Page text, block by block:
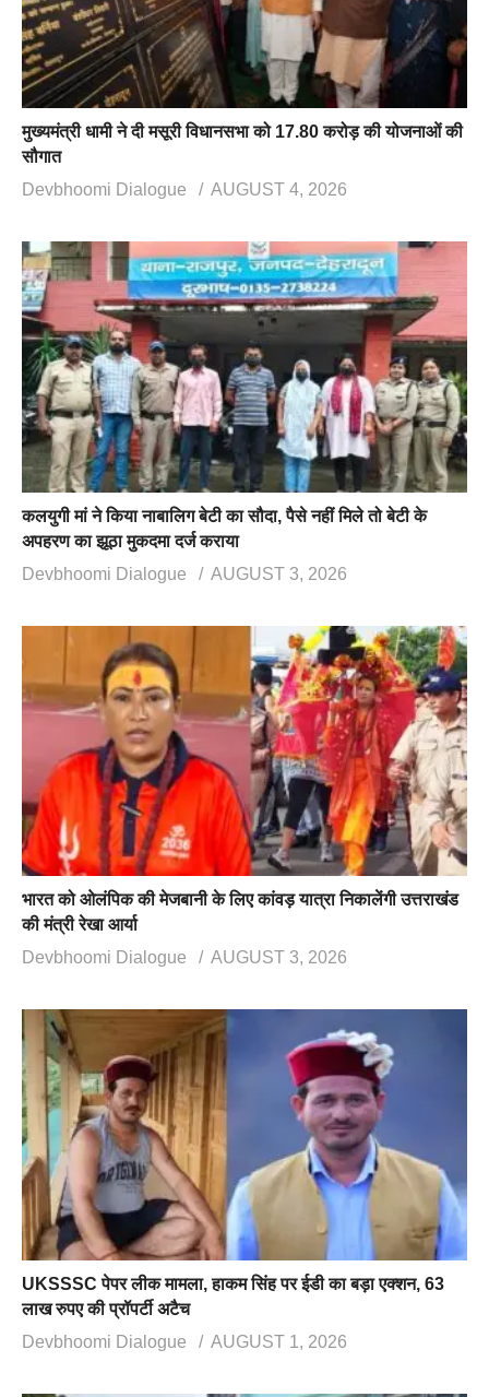
मुख्यमंत्री धामी ने दी मसूरी विधानसभा को 17.80 करोड़ की योजनाओं की
सौगात
Devbhoomi Dialogue
AUGUST 4, 2026
कलयुगी मां ने किया नाबालिग बेटी का सौदा, पैसे नहीं मिले तो बेटी के
अपहरण का झूठा मुकदमा दर्ज कराया
Devbhoomi Dialogue
AUGUST 3, 2026
भारत को ओलंपिक की मेजबानी के लिए कांवड़ यात्रा निकालेंगी उत्तराखंड
की मंत्री रेखा आर्या
Devbhoomi Dialogue
AUGUST 3, 2026
UKSSSC पेपर लीक मामला, हाकम सिंह पर ईडी का बड़ा एक्शन, 63
लाख रुपए की प्रॉपर्टी अटैच
Devbhoomi Dialogue
AUGUST 1, 2026